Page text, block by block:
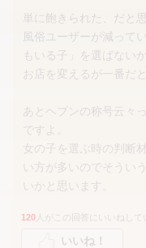
単に飽きられた、だと
風俗ユーザーが減って
もいる子」を選ばないか
お店を変えるが一番だ
あとヘブンの称号云々
ですよ。
女の子を選ぶ時の判断
い方が多いのでそうい
いかと思います。
120 人がこの回答にいいねして
いいね！